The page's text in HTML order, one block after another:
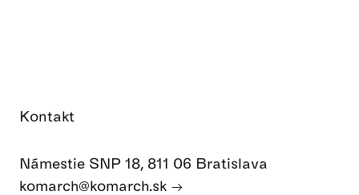
Kontakt
Námestie SNP 18, 811 06 Bratislava
komarch@komarch.sk